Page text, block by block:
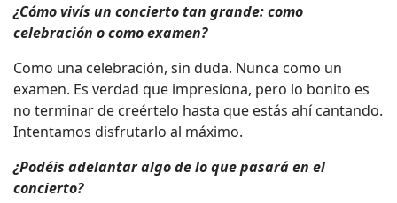
¿Cómo vivís un concierto tan grande: como
celebración o como examen?
Como una celebración, sin duda. Nunca como un
examen. Es verdad que impresiona, pero lo bonito es
no terminar de creértelo hasta que estás ahí cantando.
Intentamos disfrutarlo al máximo.
¿Podéis adelantar algo de lo que pasará en el
concierto?